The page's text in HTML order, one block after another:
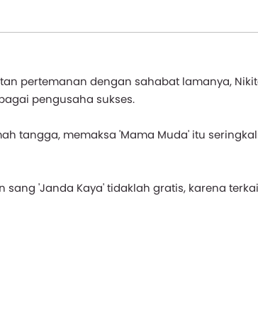
pertemanan dengan sahabat lamanya,
pengusaha sukses.
tangga, memaksa 'Mama Muda' itu
'Janda Kaya' tidaklah gratis, karena